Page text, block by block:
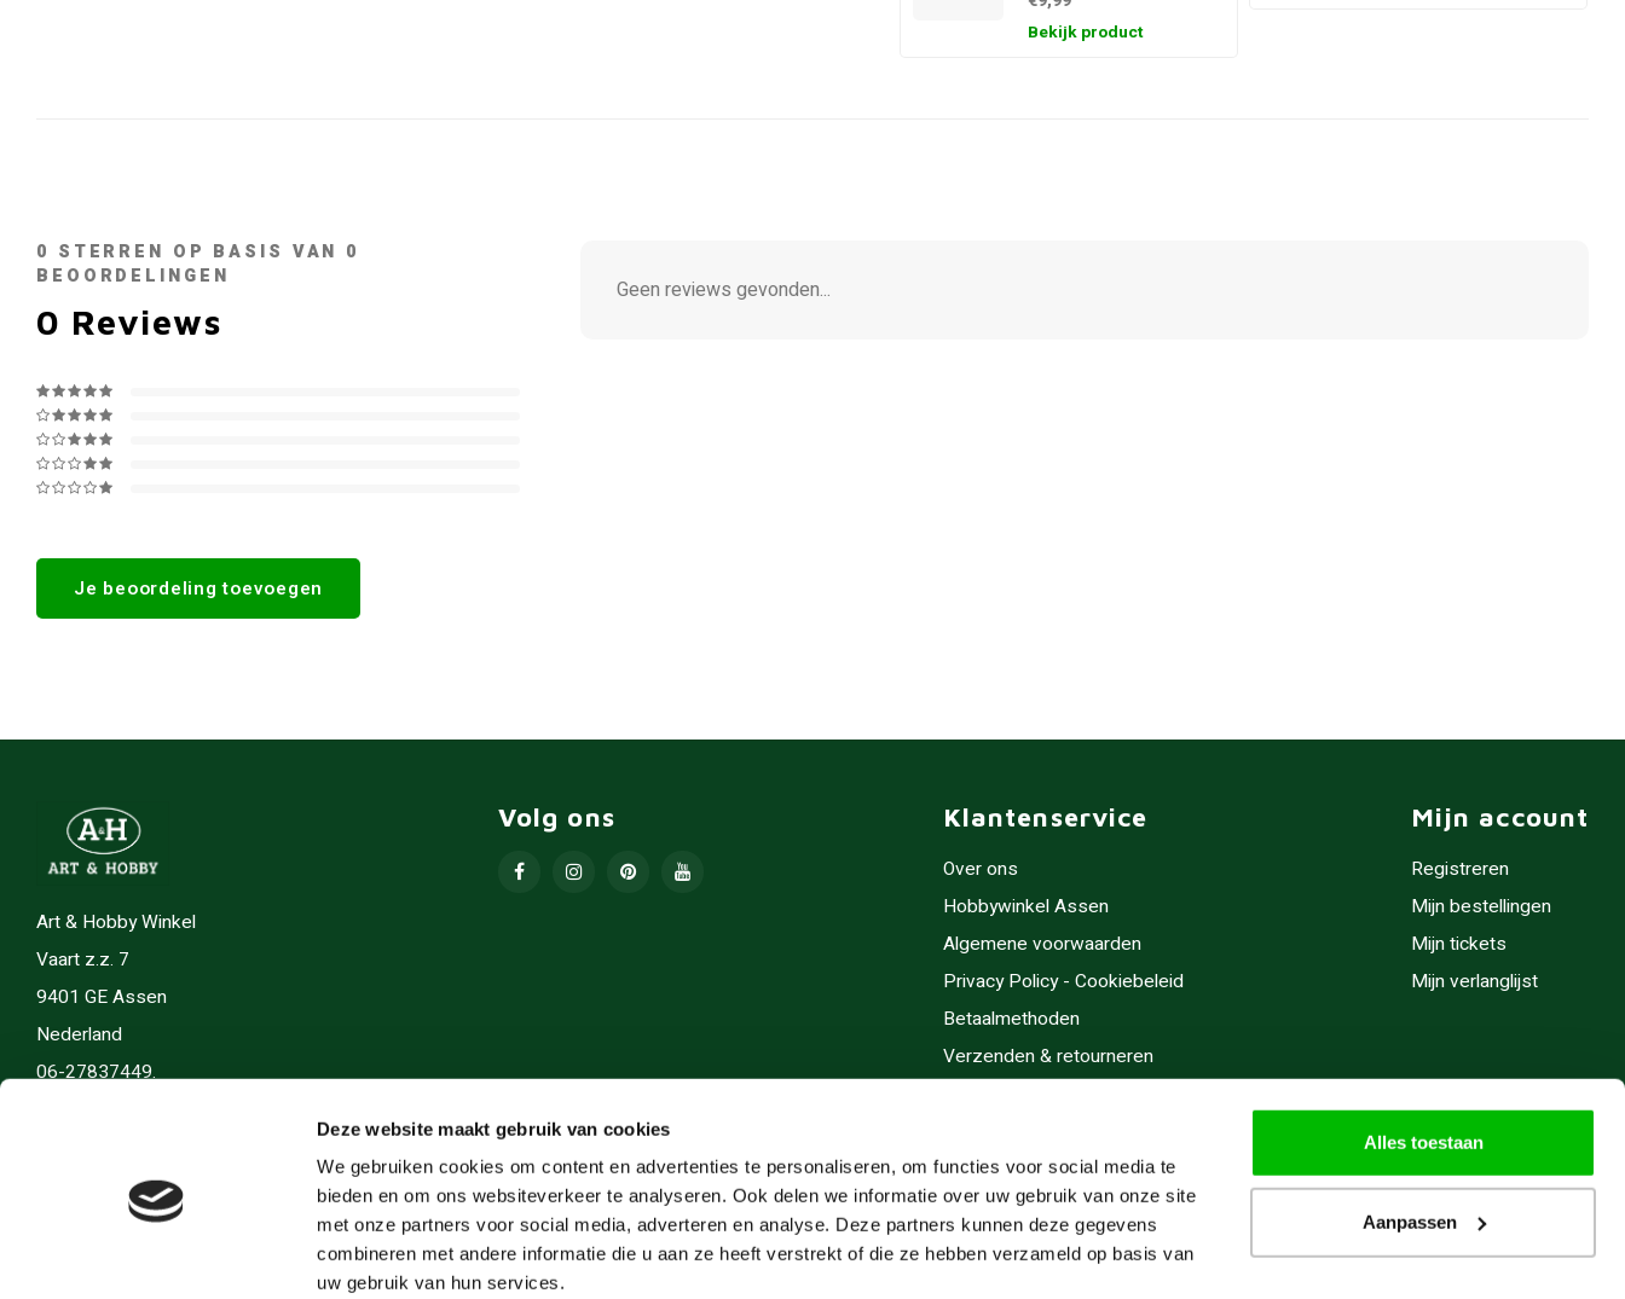
Deze website maakt gebruik van cookies
We gebruiken cookies om content en advertenties te personaliseren, om functies voor social media te
bieden en om ons websiteverkeer te analyseren. Ook delen we informatie over uw gebruik van onze site
met onze partners voor social media, adverteren en analyse. Deze partners kunnen deze gegevens
combineren met andere informatie die u aan ze heeft verstrekt of die ze hebben verzameld op basis van
uw gebruik van hun services.
Alles toestaan
Aanpassen
Bekijk product
0 STERREN OP BASIS VAN 0
BEOORDELINGEN
0 Reviews
Je beoordeling toevoegen
Geen reviews gevonden...
Art & Hobby Winkel
Vaart z.z. 7
9401 GE Assen
Nederland
06-27837449.
Volg ons Klantenservice
Over ons
Hobbywinkel Assen
Algemene voorwaarden
Privacy Policy - Cookiebeleid
Betaalmethoden
Verzenden & retourneren
Cadeaubonnen
Inlijsten
Servicegebieden
Mijn account
Registreren
Mijn bestellingen
Mijn tickets
Mijn verlanglijst